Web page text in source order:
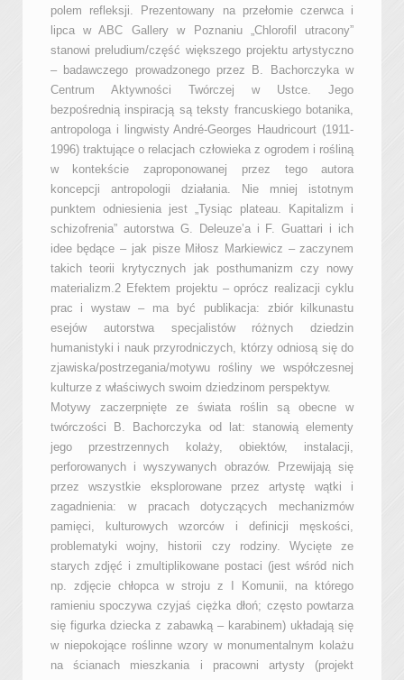
polem refleksji. Prezentowany na przełomie czerwca i
lipca w ABC Gallery w Poznaniu „Chlorofil utracony”
stanowi preludium/część większego projektu artystyczno
– badawczego prowadzonego przez B. Bachorczyka w
Centrum Aktywności Twórczej w Ustce. Jego
bezpośrednią inspiracją są teksty francuskiego botanika,
antropologa i lingwisty André-Georges Haudricourt (1911-
1996) traktujące o relacjach człowieka z ogrodem i rośliną
w kontekście zaproponowanej przez tego autora
koncepcji antropologii działania. Nie mniej istotnym
punktem odniesienia jest „Tysiąc plateau. Kapitalizm i
schizofrenia” autorstwa G. Deleuze’a i F. Guattari i ich
idee będące – jak pisze Miłosz Markiewicz – zaczynem
takich teorii krytycznych jak posthumanizm czy nowy
materializm.2 Efektem projektu – oprócz realizacji cyklu
prac i wystaw – ma być publikacja: zbiór kilkunastu
esejów autorstwa specjalistów różnych dziedzin
humanistyki i nauk przyrodniczych, którzy odniosą się do
zjawiska/postrzegania/motywu rośliny we współczesnej
kulturze z właściwych swoim dziedzinom perspektyw.
Motywy zaczerpnięte ze świata roślin są obecne w
twórczości B. Bachorczyka od lat: stanowią elementy
jego przestrzennych kolaży, obiektów, instalacji,
perforowanych i wyszywanych obrazów. Przewijają się
przez wszystkie eksplorowane przez artystę wątki i
zagadnienia: w pracach dotyczących mechanizmów
pamięci, kulturowych wzorców i definicji męskości,
problematyki wojny, historii czy rodziny. Wycięte ze
starych zdjęć i zmultiplikowane postaci (jest wśród nich
np. zdjęcie chłopca w stroju z I Komunii, na którego
ramieniu spoczywa czyjaś ciężka dłoń; często powtarza
się figurka dziecka z zabawką – karabinem) układają się
w niepokojące roślinne wzory w monumentalnym kolażu
na ścianach mieszkania i pracowni artysty (projekt